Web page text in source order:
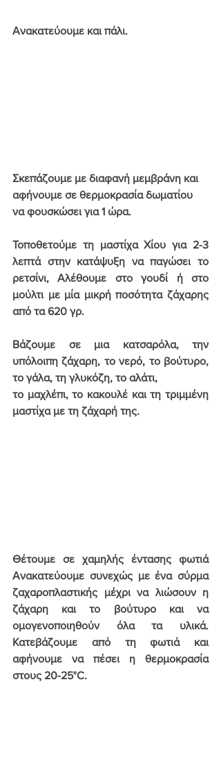
Ανακατεύουμε και πάλι.
Σκεπάζουμε με διαφανή μεμβράνη και
αφήνουμε σε θερμοκρασία δωματίου
να φουσκώσει για 1 ώρα.
Τοποθετούμε τη μαστίχα Χίου για 2-3
λεπτά στην κατάψυξη να παγώσει το
ρετσίνι, Αλέθουμε στο γουδί ή στο
μούλτι με μία μικρή ποσότητα ζάχαρης
από τα 620 γρ.
Βάζουμε σε μια κατσαρόλα, την
υπόλοιπη ζάχαρη, το νερό, το βούτυρο,
το γάλα, τη γλυκόζη, το αλάτι,
το μαχλέπι, το κακουλέ και τη τριμμένη
μαστίχα με τη ζάχαρή της.
Θέτουμε σε χαμηλής έντασης φωτιά
Ανακατεύουμε συνεχώς με ένα σύρμα
ζαχαροπλαστικής μέχρι να λιώσουν η
ζάχαρη και το βούτυρο και να
ομογενοποιηθούν όλα τα υλικά.
Κατεβάζουμε από τη φωτιά και
αφήνουμε να πέσει η θερμοκρασία
στους 20-25°C.